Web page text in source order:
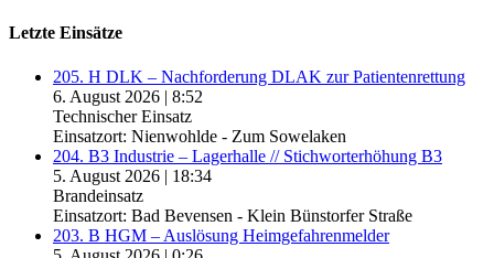
Letzte Einsätze
205. H DLK – Nachforderung DLAK zur Patientenrettung
6. August 2026 | 8:52
Technischer Einsatz
Einsatzort: Nienwohlde - Zum Sowelaken
204. B3 Industrie – Lagerhalle // Stichworterhöhung B3
5. August 2026 | 18:34
Brandeinsatz
Einsatzort: Bad Bevensen - Klein Bünstorfer Straße
203. B HGM – Auslösung Heimgefahrenmelder